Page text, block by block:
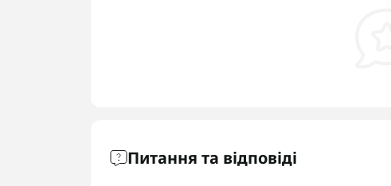
Питання та відповіді